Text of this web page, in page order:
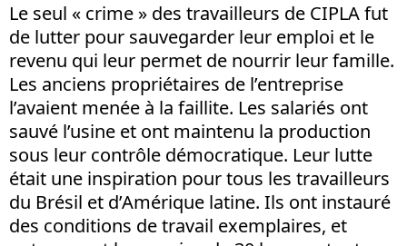
Le seul « crime » des travailleurs de CIPLA fut
de lutter pour sauvegarder leur emploi et le
revenu qui leur permet de nourrir leur famille.
Les anciens propriétaires de l’entreprise
l’avaient menée à la faillite. Les salariés ont
sauvé l’usine et ont maintenu la production
sous leur contrôle démocratique. Leur lutte
était une inspiration pour tous les travailleurs
du Brésil et d’Amérique latine. Ils ont instauré
des conditions de travail exemplaires, et